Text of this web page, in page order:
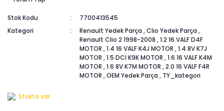
Stok Kodu
7700413545
Kategori
Renault Yedek Parça ,Clio Yedek Parça ,
Renault Clio 2 1998-2008 ,1.2 16 VALF D4F
MOTOR ,1.4 16 VALF K4J MOTOR ,1.4 8V K7J
MOTOR ,1.5 DCİ K9K MOTOR ,1.6 16 VALF K4M
MOTOR ,1.6 8V K7M MOTOR ,2.0 16 VALF F4R
MOTOR ,OEM Yedek Parça , TY_kategori
Stokta var